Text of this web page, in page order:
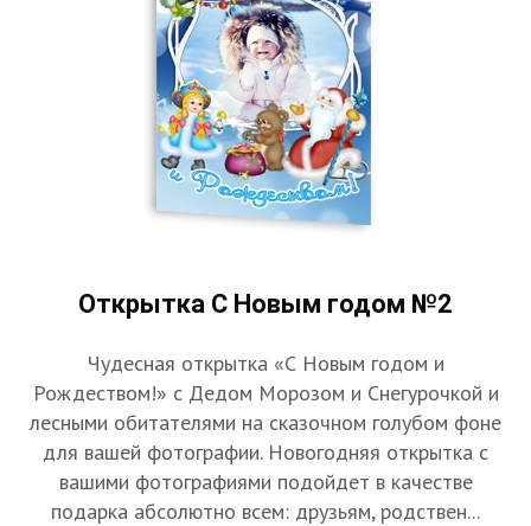
Открытка С Новым годом №2
Чудесная открытка «С Новым годом и
Рождеством!» с Дедом Морозом и Снегурочкой и
лесными обитателями на сказочном голубом фоне
для вашей фотографии. Новогодняя открытка с
вашими фотографиями подойдет в качестве
подарка абсолютно всем: друзьям, родствен...